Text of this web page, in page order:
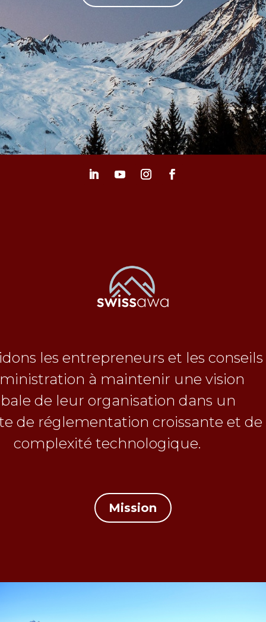
les entrepreneurs et les conseils
à maintenir une vision
de leur organisation dans un
de réglementation croissante et de
complexité technologique.
Mission